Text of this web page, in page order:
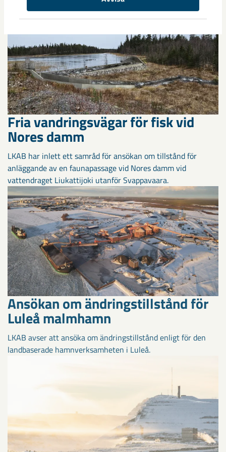
LKAB avser att ansöka om bearbetningskoncession för
Fria vandringsvägar för fisk vid
Nores damm
LKAB har inlett ett samråd för ansökan om tillstånd för
anläggande av en faunapassage vid Nores damm vid
vattendraget Liukattijoki utanför Svappavaara.
Ansökan om ändringstillstånd för
Luleå malmhamn
LKAB avser att ansöka om ändringstillstånd enligt för den
landbaserade hamnverksamheten i Luleå.